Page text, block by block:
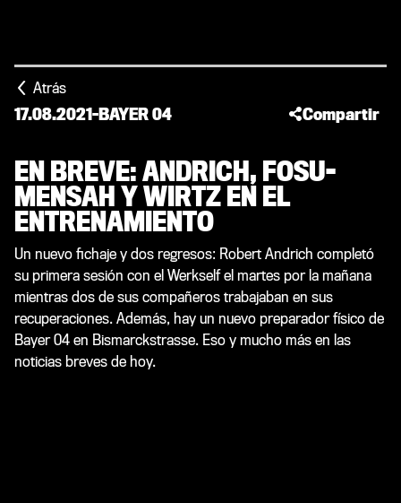
Atrás
17.08.2021-BAYER 04 Compartir
EN BREVE: ANDRICH, FOSU-
MENSAH Y WIRTZ EN EL
ENTRENAMIENTO
Un nuevo fichaje y dos regresos: Robert Andrich completó
su primera sesión con el Werkself el martes por la mañana
mientras dos de sus compañeros trabajaban en sus
recuperaciones. Además, hay un nuevo preparador físico de
Bayer 04 en Bismarckstrasse. Eso y mucho más en las
noticias breves de hoy.